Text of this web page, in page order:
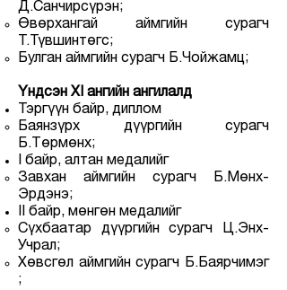
Д.Санчирсүрэн;
Өвөрхангай аймгийн сурагч
Т.Түвшинтөгс;
Булган аймгийн сурагч Б.Чойжамц;
Үндсэн XI ангийн ангилалд
Тэргүүн байр, диплом
Баянзүрх дүүргийн сурагч
Б.Төрмөнх;
I байр, алтан медалийг
Завхан аймгийн сурагч Б.Мөнх-
Эрдэнэ;
II байр, мөнгөн медалийг
Сүхбаатар дүүргийн сурагч Ц.Энх-
Учрал;
Хөвсгөл аймгийн сурагч Б.Баярчимэг
;